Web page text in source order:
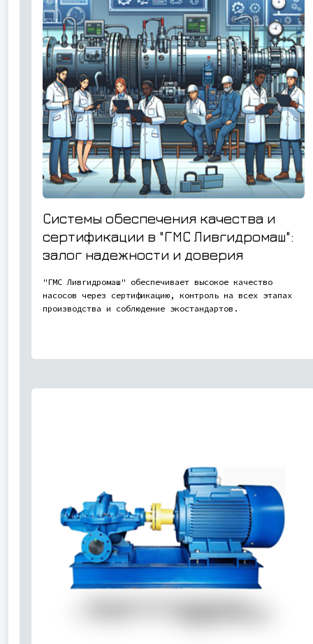
Системы обеспечения качества и
сертификации в "ГМС Ливгидромаш":
залог надежности и доверия
"ГМС Ливгидромаш" обеспечивает высокое качество
насосов через сертификацию, контроль на всех этапах
производства и соблюдение экостандартов.